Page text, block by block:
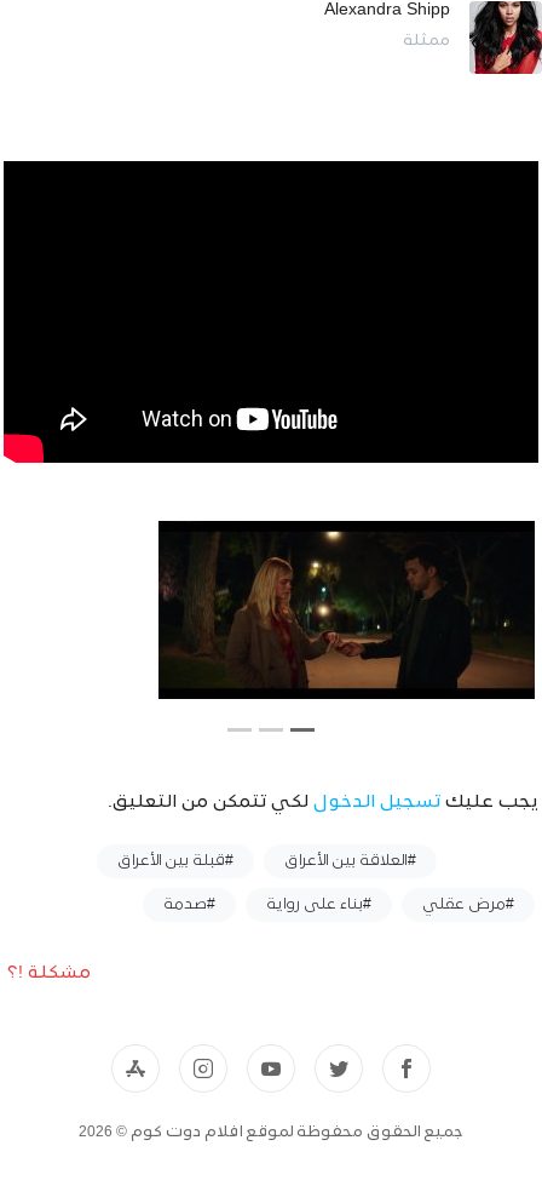
Alexandra Shipp
ممثلة
يجب عليك تسجيل الدخول لكي تتمكن من التعليق.
#العلاقة بين الأعراق #قبلة بين الأعراق
#مرض عقلي #بناء على رواية #صدمة
مشكلة !؟
جميع الحقوق محفوظة لموقع افلام دوت كوم © 2026